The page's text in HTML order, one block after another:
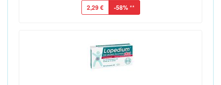
2,29 € -58%**